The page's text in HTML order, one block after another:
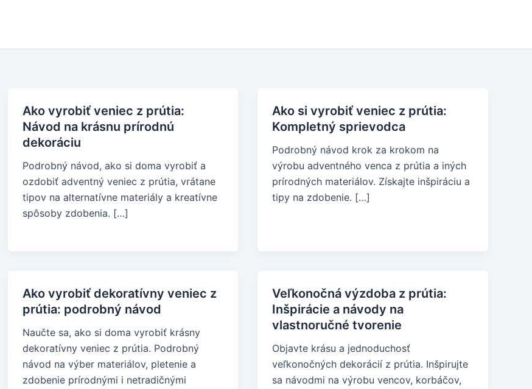
Ako vyrobiť veniec z prútia:
Návod na krásnu prírodnú
dekoráciu
Podrobný návod, ako si doma vyrobiť a
ozdobiť adventný veniec z prútia, vrátane
tipov na alternatívne materiály a kreatívne
spôsoby zdobenia. […]
Ako si vyrobiť veniec z prútia:
Kompletný sprievodca
Podrobný návod krok za krokom na
výrobu adventného venca z prútia a iných
prírodných materiálov. Získajte inšpiráciu a
tipy na zdobenie. […]
Ako vyrobiť dekoratívny veniec z
prútia: podrobný návod
Naučte sa, ako si doma vyrobiť krásny
dekoratívny veniec z prútia. Podrobný
návod na výber materiálov, pletenie a
zdobenie prírodnými i netradičnými
Veľkonočná výzdoba z prútia:
Inšpirácie a návody na
vlastnoručné tvorenie
Objavte krásu a jednoduchosť
veľkonočných dekorácií z prútia. Inšpirujte
sa návodmi na výrobu vencov, korbáčov,